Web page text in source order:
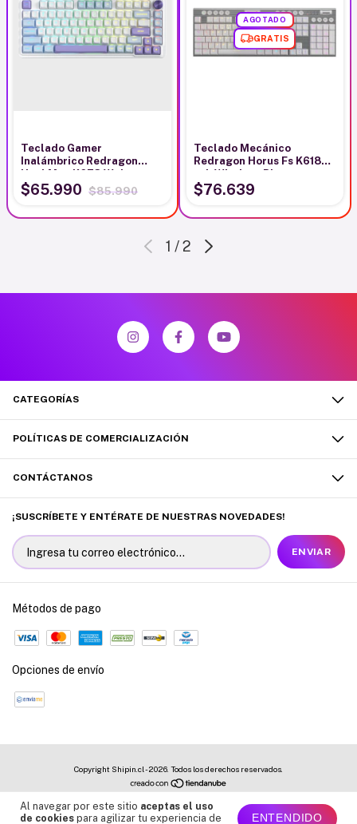
Al navegar por este sitio aceptas el uso
de cookies para agilizar tu experiencia de ENTENDIDO
Teclado Gamer
Inalámbrico Redragon
Ucal Max K673 Wpb
Blanco Inglés Us
$65.990 $85.990
AGOTADO
GRATIS
Teclado Mecánico
Redragon Horus Fs K618w-
rgb Wireless Blanco
$76.639
1 /2
CATEGORÍAS
POLÍTICAS DE COMERCIALIZACIÓN
CONTÁCTANOS
¡SUSCRÍBETE Y ENTÉRATE DE NUESTRAS NOVEDADES!
Métodos de pago
Opciones de envío
Copyright Shipin.cl - 2026. Todos los derechos reservados.